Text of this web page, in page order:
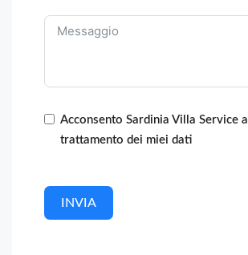
Acconsento Sardinia Villa Service al
trattamento dei miei dati
INVIA